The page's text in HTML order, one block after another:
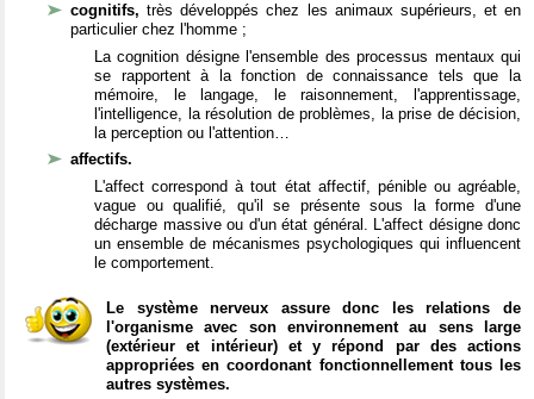
cognitifs,très développés chez les animaux supérieurs, et en
particulier chez l'homme ;
La cognition désigne l'ensemble des processus mentaux qui
se rapportent à la fonction de connaissance tels que la
mémoire, le langage, le raisonnement, l'apprentissage,
l'intelligence, la résolution de problèmes, la prise de décision,
la perception ou l'attention…
affectifs.
L'affect correspond à tout état affectif, pénible ou agréable,
vague ou qualifié, qu'il se présente sous la forme d'une
décharge massive ou d'un état général. L'affect désigne donc
un ensemble de mécanismes psychologiques qui influencent
le comportement.
Le système nerveux assure donc les relations de
l'organisme avec son environnement au sens large
(extérieur et intérieur) et y répond par des actions
appropriées en coordonant fonctionnellement tous les
autres systèmes.